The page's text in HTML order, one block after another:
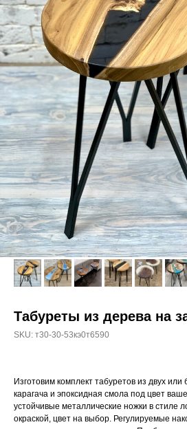
Табуреты из дерева на
SKU: т30-30-53кэ0т6590
Изготовим комплект табуретов из двух
карагача и эпоксидная смола под цвет
устойчивые металлические ножки в стиле
окраской, цвет на выбор. Регулируемые